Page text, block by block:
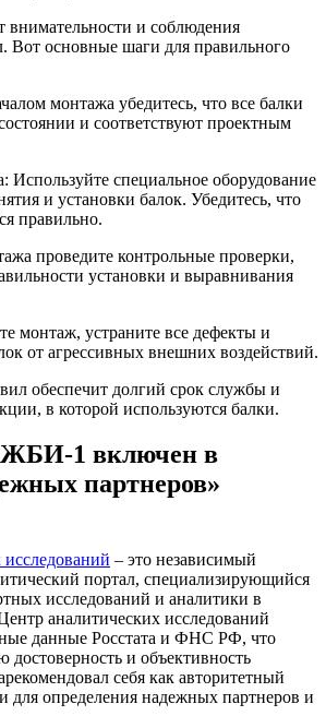
внимательности и соблюдения
Вот основные шаги для правильного
монтажа убедитесь, что все балки
и соответствуют проектным
Используйте специальное оборудование
и установки балок. Убедитесь, что
правильно.
проведите контрольные проверки,
установки и выравнивания
монтаж, устраните все дефекты и
от агрессивных внешних воздействий.
обеспечит долгий срок службы и
в которой используются балки.
1 включен в
партнеров»
– это независимый
портал, специализирующийся
исследований и аналитики в
аналитических исследований
данные Росстата и ФНС РФ, что
достоверность и объективность
себя как авторитетный
для определения надежных партнеров и